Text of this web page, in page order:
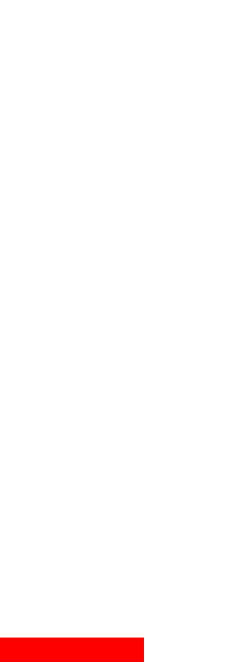
com o nosso portfólio completo.
Para mais informações, visite a nossa
o nosso centro de inovação e